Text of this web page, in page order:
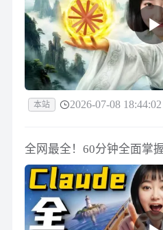
本站 2026-07-08 18:44:02
全网最全！60分钟全面掌